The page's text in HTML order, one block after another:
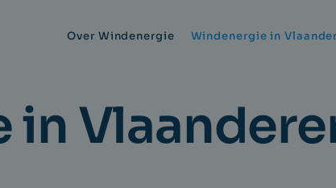
Over Windenergie Windenergie in